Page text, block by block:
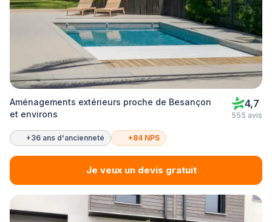
Aménagements extérieurs proche de Besançon
et environs
4,7
555 avis
+36 ans d'ancienneté +84 NPS
Je veux un devis gratuit